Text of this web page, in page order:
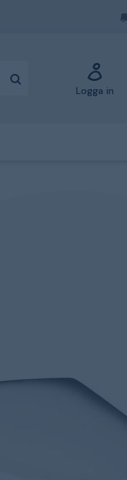
Logga in